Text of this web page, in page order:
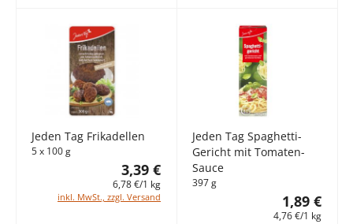
Jeden Tag Frikadellen
5 x 100 g
3,39 €
6,78 €/1 kg
inkl. MwSt., zzgl. Versand
Jeden Tag Spaghetti-
Gericht mit Tomaten-
Sauce
397 g
1,89 €
4,76 €/1 kg